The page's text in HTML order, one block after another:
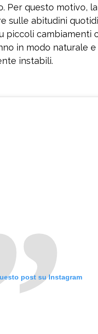
Per questo motivo,
sulle abitudini
piccoli cambiamenti
in modo naturale
instabili.
post su Instagram